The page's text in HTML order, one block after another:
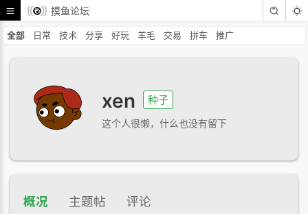
摸鱼论坛
全部 日常 技术 分享 好玩 羊毛 交易 拼车 推广
xen 种子
这个人很懒，什么也没有留下
概况 主题帖 评论